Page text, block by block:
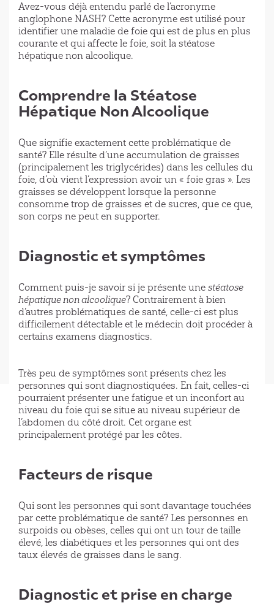
Avez-vous déjà entendu parlé de l’acronyme
anglophone NASH? Cette acronyme est utilisé pour
identifier une maladie de foie qui est de plus en plus
courante et qui affecte le foie, soit la stéatose
hépatique non alcoolique.
Comprendre la Stéatose
Hépatique Non Alcoolique
Que signifie exactement cette problématique de
santé? Elle résulte d’une accumulation de graisses
(principalement les triglycérides) dans les cellules du
foie, d’où vient l’expression avoir un « foie gras ». Les
graisses se développent lorsque la personne
consomme trop de graisses et de sucres, que ce que,
son corps ne peut en supporter.
Diagnostic et symptômes
Comment puis-je savoir si je présente une stéatose
hépatique non alcoolique? Contrairement à bien
d’autres problématiques de santé, celle-ci est plus
difficilement détectable et le médecin doit procéder à
certains examens diagnostics.
Très peu de symptômes sont présents chez les
personnes qui sont diagnostiquées. En fait, celles-ci
pourraient présenter une fatigue et un inconfort au
niveau du foie qui se situe au niveau supérieur de
l’abdomen du côté droit. Cet organe est
principalement protégé par les côtes.
Facteurs de risque
Qui sont les personnes qui sont davantage touchées
par cette problématique de santé? Les personnes en
surpoids ou obèses, celles qui ont un tour de taille
élevé, les diabétiques et les personnes qui ont des
taux élevés de graisses dans le sang.
Diagnostic et prise en charge